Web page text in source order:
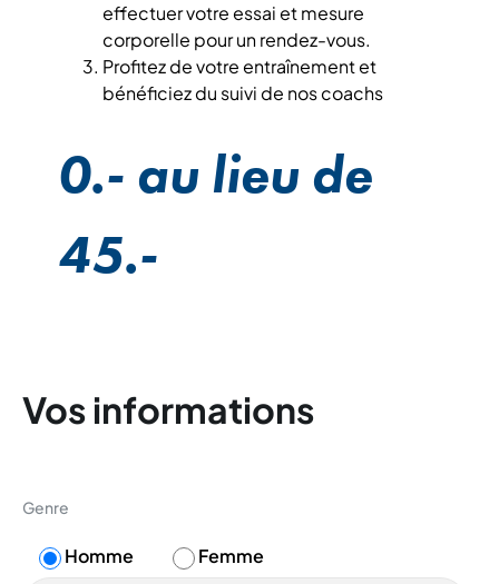
effectuer votre essai et mesure
corporelle pour un rendez-vous.
Profitez de votre entraînement et
bénéficiez du suivi de nos coachs
0.- au lieu de
45.-
Vos informations
Genre
Homme Femme